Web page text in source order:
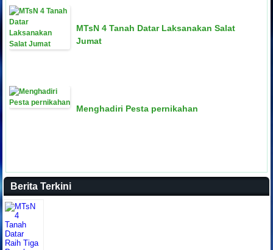
MTsN 4 Tanah Datar Laksanakan Salat
Jumat
Menghadiri Pesta pernikahan
Berita Terkini